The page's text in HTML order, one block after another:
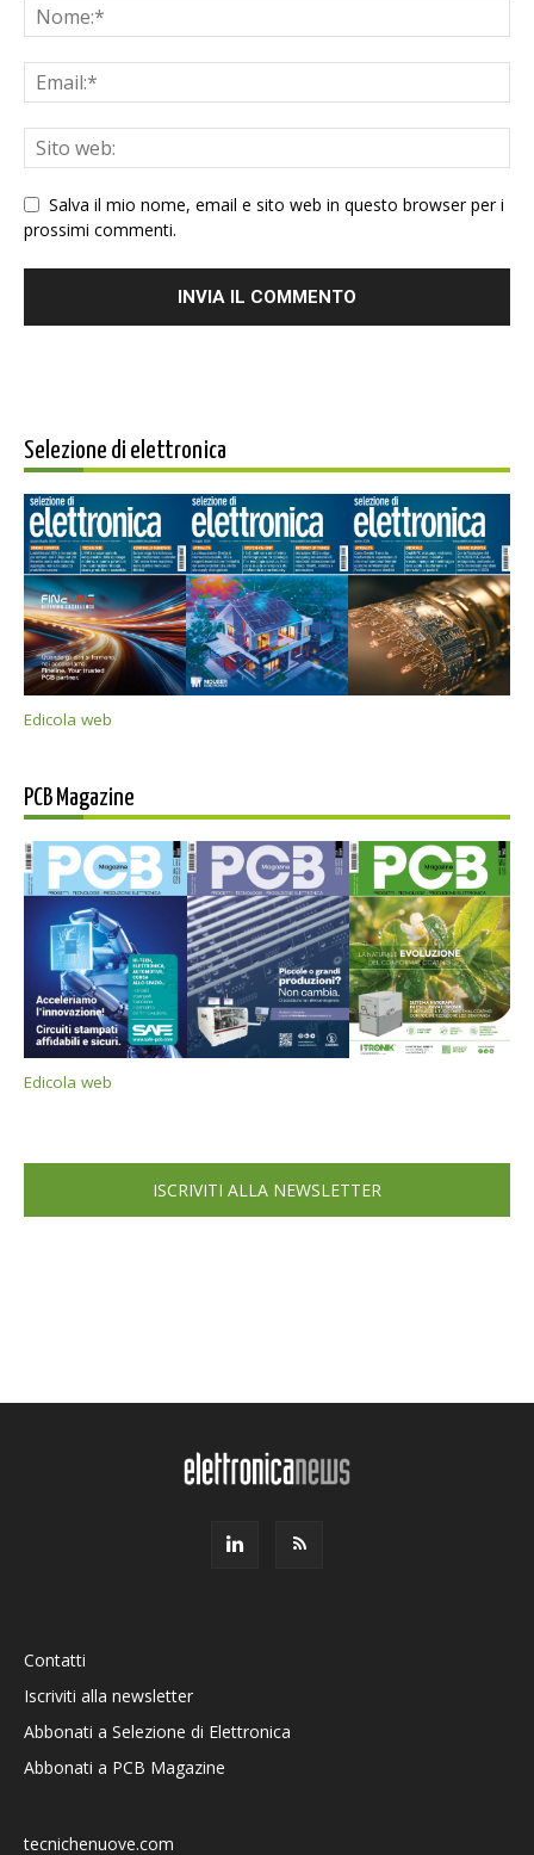
Salva il mio nome, email e sito web in questo browser per i
prossimi commenti.
Selezione di elettronica
Edicola web
PCB Magazine
Edicola web
ISCRIVITI ALLA NEWSLETTER
Contatti
Iscriviti alla newsletter
Abbonati a Selezione di Elettronica
Abbonati a PCB Magazine
tecnichenuove.com